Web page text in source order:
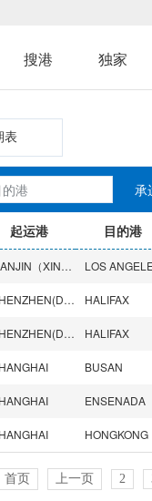
搜港 独家
表
承
起运港 目的港
TIANJIN（XINGANG）
SHENZHEN(Dachan Bay） HALIFAX
SHENZHEN(Dachan Bay） HALIFAX
BUSAN
ENSENADA
HONGKONG
首页 上一页 2